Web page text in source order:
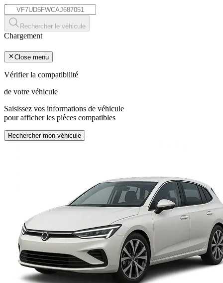
*
Rechercher le véhicule
Chargement
Close menu
Vérifier la compatibilité
de votre véhicule
Saisissez vos informations de véhicule
pour afficher les pièces compatibles
Rechercher mon véhicule